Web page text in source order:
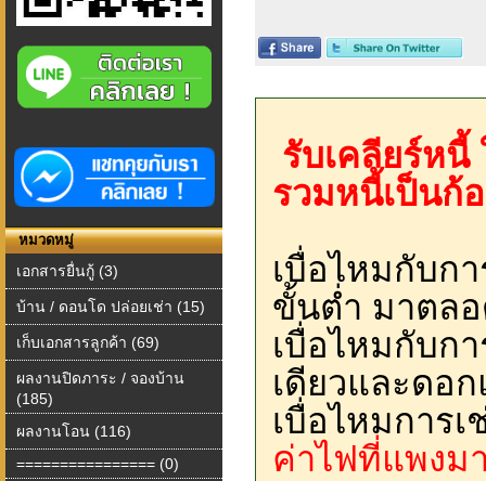
หมวดหมู่
เอกสารยื่นกู้ (3)
บ้าน / ดอนโด ปล่อยเช่า (15)
เก็บเอกสารลูกค้า (69)
ผลงานปิดภาระ / จองบ้าน
(185)
ผลงานโอน (116)
================ (0)
รับเคลียร์ห
รวมหนี้เป็นก้
เบื่อไหมกับก
ขั้นต่ำ มาตล
เบื่อไหมกับก
เดียวและดอ
เบื่อไหมการ
ค่าไฟที่แพงม